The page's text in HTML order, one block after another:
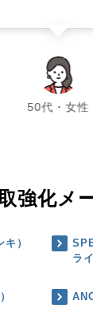
50代・女性
chevron_left chevron_right
強化メ
）
ラ